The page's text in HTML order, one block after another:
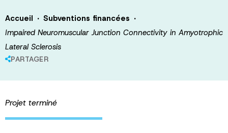
Accueil · Subventions financées ·
Impaired Neuromuscular Junction Connectivity in Amyotrophic
Lateral Sclerosis
PARTAGER
Projet terminé